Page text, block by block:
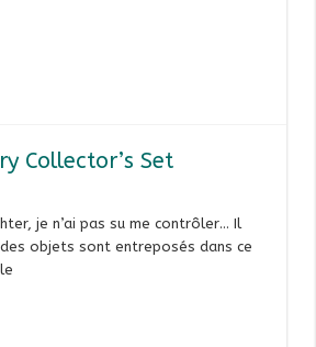
Collector’s Set
je n’ai pas su me contrôler… Il
objets sont entreposés dans ce